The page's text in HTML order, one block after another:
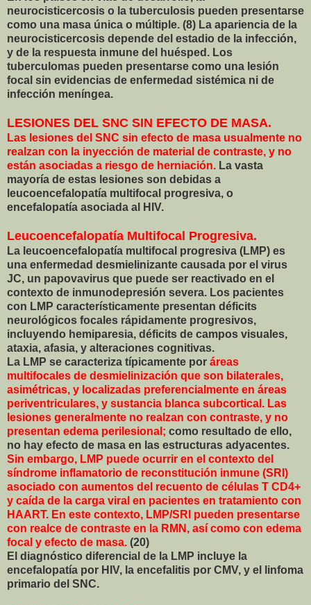
neurocisticercosis o la tuberculosis pueden presentarse
como una masa única o múltiple. (8) La apariencia de la
neurocisticercosis depende del estadio de la infección,
y de la respuesta inmune del huésped. Los
tuberculomas pueden presentarse como una lesión
focal sin evidencias de enfermedad sistémica ni de
infección meníngea.
LESIONES DEL SNC SIN EFECTO DE MASA.
Las lesiones del SNC sin efecto de masa usualmente no
realzan con la inyección de material de contraste, y no
están asociadas a riesgo de herniación. La vasta
mayoría de estas lesiones son debidas a
leucoencefalopatía multifocal progresiva, o
encefalopatía asociada al HIV.
Leucoencefalopatía Multifocal Progresiva.
La leucoencefalopatía multifocal progresiva (LMP) es
una enfermedad desmielinizante causada por el virus
JC, un papovavirus que puede ser reactivado en el
contexto de inmunodepresión severa. Los pacientes
con LMP característicamente presentan déficits
neurológicos focales rápidamente progresivos,
incluyendo hemiparesia, déficits de campos visuales,
ataxia, afasia, y alteraciones cognitivas.
La LMP se caracteriza típicamente por áreas
multifocales de desmielinización que son bilaterales,
asimétricas, y localizadas preferencialmente en áreas
periventriculares, y sustancia blanca subcortical. Las
lesiones generalmente no realzan con contraste, y no
presentan edema perilesional; como resultado de ello,
no hay efecto de masa en las estructuras adyacentes.
Sin embargo, LMP puede ocurrir en el contexto del
síndrome inflamatorio de reconstitución inmune (SRI)
asociado con aumentos del recuento de células T CD4+
y caída de la carga viral en pacientes en tratamiento con
HAART. En este contexto, LMP/SRI pueden presentarse
con realce de contraste en la RMN, así como con edema
focal y efecto de masa. (20)
El diagnóstico diferencial de la LMP incluye la
encefalopatía por HIV, la encefalitis por CMV, y el linfoma
primario del SNC.